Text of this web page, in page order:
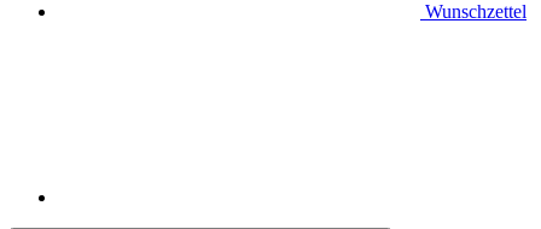
Wunschzettel